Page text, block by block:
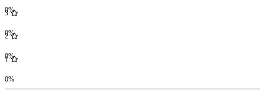
0%
3
0%
2
0%
1
0%